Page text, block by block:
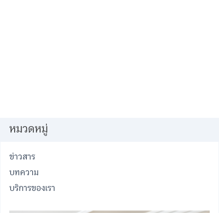
หมวดหมู่
ข่าวสาร
บทความ
บริการของเรา